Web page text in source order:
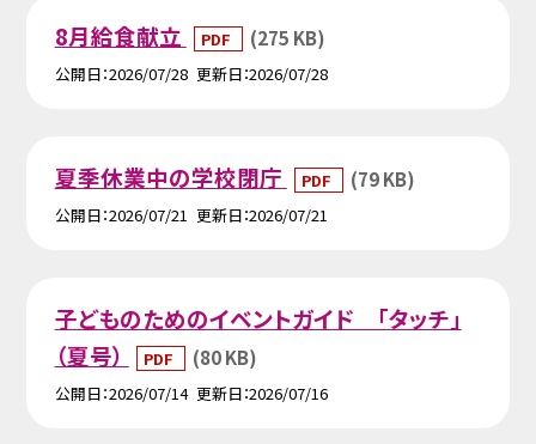
8月給食献立 PDF (275 KB)
公開日 2026/07/28 更新日 2026/07/28
夏季休業中の学校閉庁 PDF (79 KB)
公開日 2026/07/21 更新日 2026/07/21
子どものためのイベントガイド 「タッチ」
（夏号）
PDF (80 KB)
公開日 2026/07/14 更新日 2026/07/16